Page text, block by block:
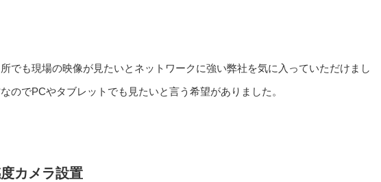
でも現場の映像が見たいとネットワークに強い弊社を気に入っていただけまし
のでPCやタブレットでも見たいと言う希望がありました。
カメラ設置